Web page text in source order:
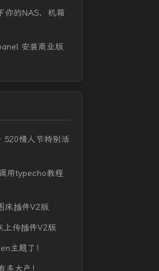
你的NAS，机箱
安装商业版
520情人节特别活
用typecho教程
床插件V2版
传插件V2版
主题了！
多大产！